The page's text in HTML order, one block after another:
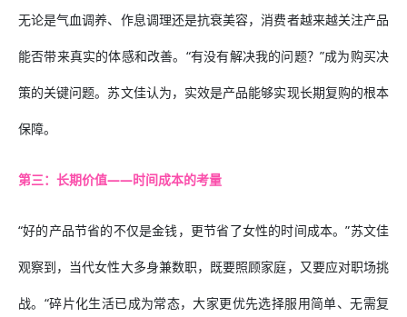
无论是气血调养、作息调理还是抗衰美容，消费者越来越关注产品
能否带来真实的体感和改善。“有没有解决我的问题？”成为购买决
策的关键问题。苏文佳认为，实效是产品能够实现长期复购的根本
保障。
第三：长期价值——时间成本的考量
“好的产品节省的不仅是金钱，更节省了女性的时间成本。”苏文佳
观察到，当代女性大多身兼数职，既要照顾家庭，又要应对职场挑
战。“碎片化生活已成为常态，大家更优先选择服用简单、无需复